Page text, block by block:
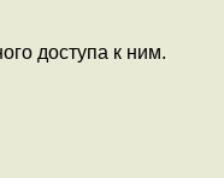
доступа к ним.